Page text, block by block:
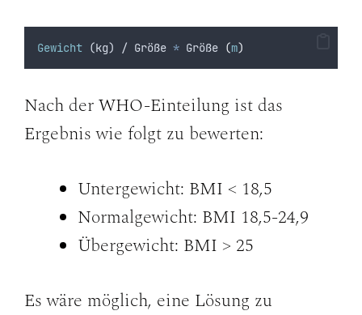
Gewicht (kg) / Größe * Größe (m)
Nach der WHO-Einteilung ist das
Ergebnis wie folgt zu bewerten:
Untergewicht: BMI < 18,5
Normalgewicht: BMI 18,5-24,9
Übergewicht: BMI > 25
Es wäre möglich, eine Lösung zu